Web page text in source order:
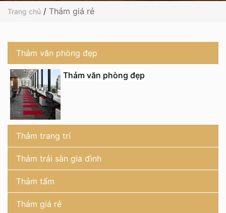
Trang chủ / Thảm giá rẻ
Thảm văn phòng đẹp
Thảm văn phòng đẹp
Thảm trang trí
Thảm trải sàn gia đình
Thảm tấm
Thảm giá rẻ